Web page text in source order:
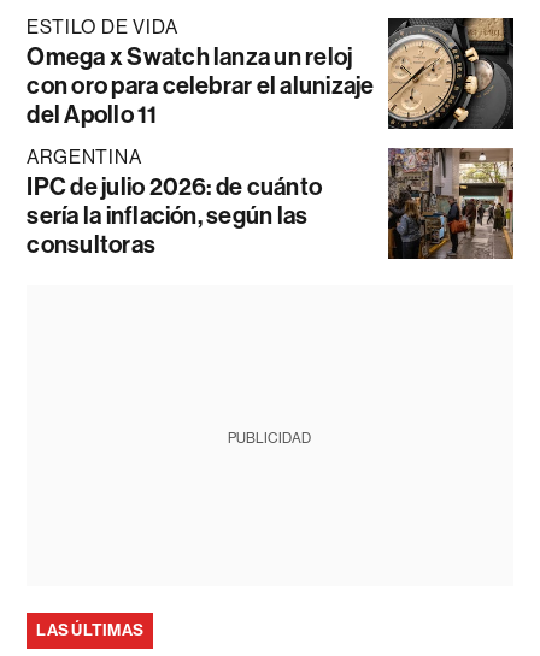
ESTILO DE VIDA
Omega x Swatch lanza un reloj
con oro para celebrar el alunizaje
del Apollo 11
ARGENTINA
IPC de julio 2026: de cuánto
sería la inflación, según las
consultoras
PUBLICIDAD
LAS ÚLTIMAS